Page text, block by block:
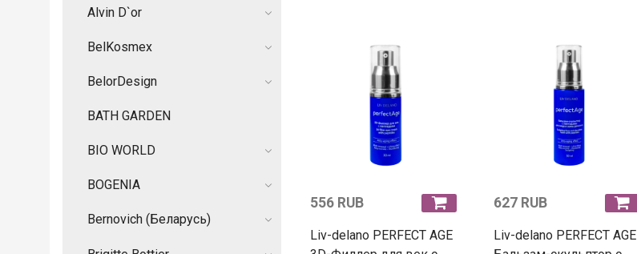
556 RUB
Liv-delano PERFECT AGE
627 RUB
Liv-delano PERFECT AGE
Alvin D`or
BelKosmex
BelorDesign
BATH GARDEN
BIO WORLD
BOGENIA
Bernovich (Беларусь)